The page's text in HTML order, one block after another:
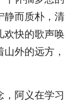
而质朴，清
欢快的歌声唤
外的远方，
，阿义在学习